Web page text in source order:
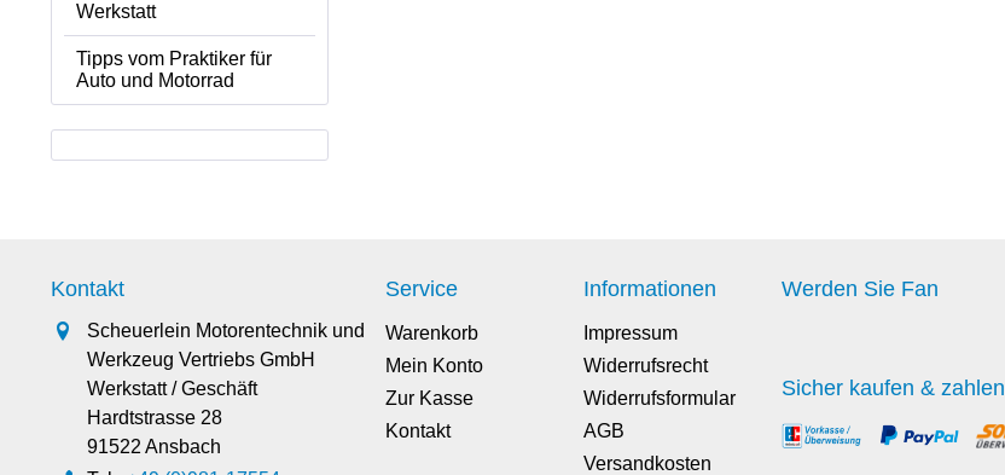
Werkstatt
Tipps vom Praktiker für
Auto und Motorrad
Kontakt
Scheuerlein Motorentechnik und
Werkzeug Vertriebs GmbH
Werkstatt / Geschäft
Hardtstrasse 28
91522 Ansbach
Service
Warenkorb
Mein Konto
Zur Kasse
Kontakt
Informationen
Impressum
Widerrufsrecht
Widerrufsformular
AGB
Versandkosten
Werden Sie Fan
Sicher kaufen & zahlen